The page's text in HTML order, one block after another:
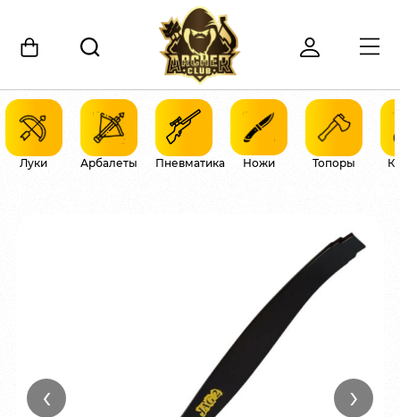
Луки Арбалеты Пневматика Ножи Топоры
‹ ›